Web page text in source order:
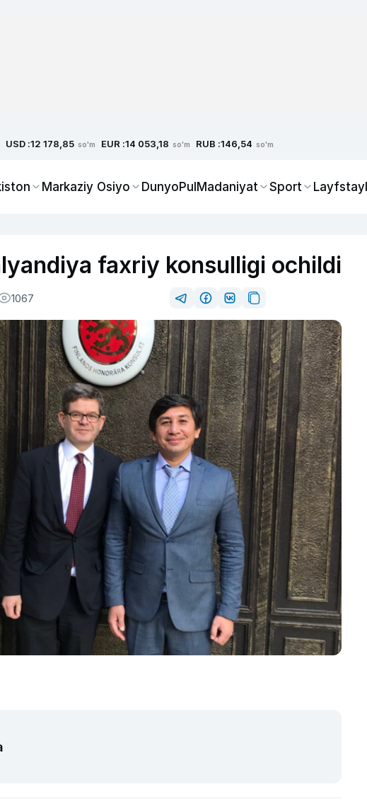
USD :12 178,85 so'm EUR :14 053,18 so'm RUB :146,54 so'm
Markaziy Osiyo DunyoPulMadaniyat Sport Layfstayl
faxriy konsulligi ochildi
1067